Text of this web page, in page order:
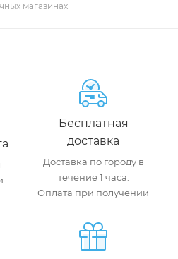
магазинах
Бесплатная
доставка
Доставка по городу в
течение 1 часа.
Оплата при получении